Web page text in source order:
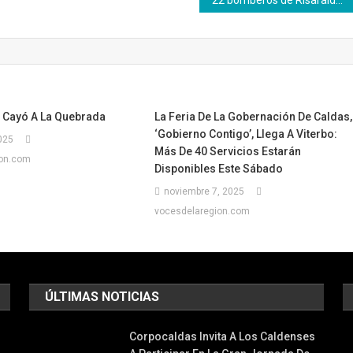
A La Quebrada
La Feria De La Gobernación De Caldas,
‘Gobierno Contigo’, Llega A Viterbo:
Más De 40 Servicios Estarán
Disponibles Este Sábado
noviembre 7, 2025
vocesdelaregion.com
ÚLTIMAS NOTICIAS
Corpocaldas Invita A Los Caldenses